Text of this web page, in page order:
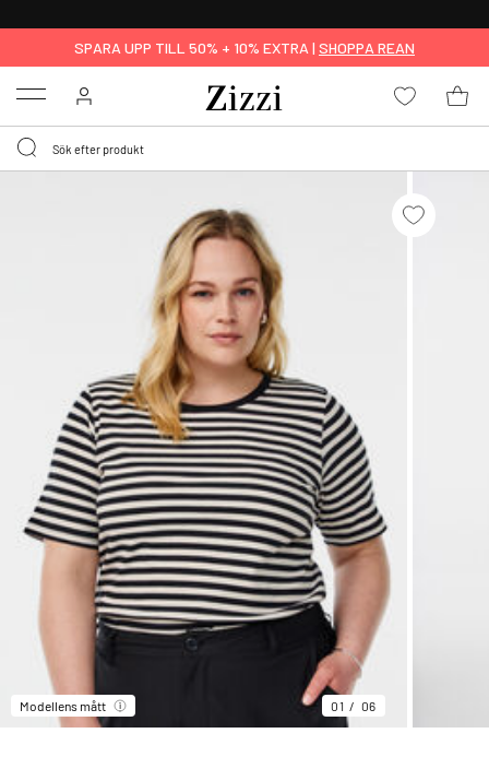
SPARA UPP TILL 50% + 10% EXTRA | SHOPPA REAN
Menu
Modellens mått 01 06